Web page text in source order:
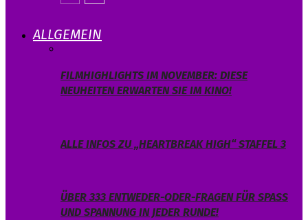
ALLGEMEIN
FILMHIGHLIGHTS IM NOVEMBER: DIESE
NEUHEITEN ERWARTEN SIE IM KINO!
ALLE INFOS ZU „HEARTBREAK HIGH“ STAFFEL 3
ÜBER 333 ENTWEDER-ODER-FRAGEN FÜR SPASS U
ND SPANNUNG IN JEDER RUNDE!